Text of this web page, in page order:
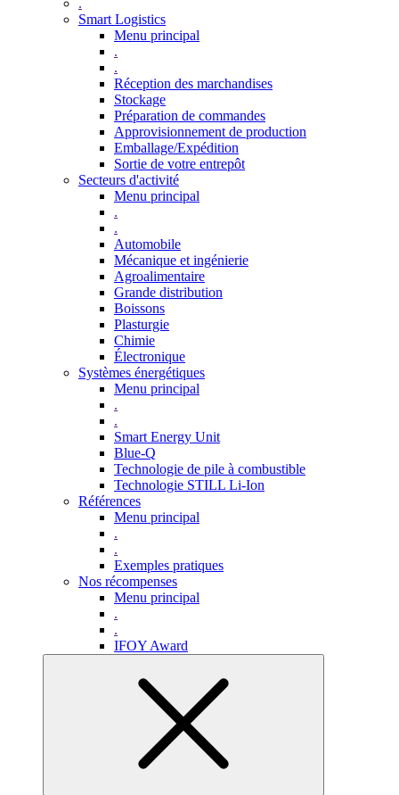
.
Smart Logistics
Menu principal
.
.
Réception des marchandises
Stockage
Préparation de commandes
Approvisionnement de production
Emballage/Expédition
Sortie de votre entrepôt
Secteurs d'activité
Menu principal
.
.
Automobile
Mécanique et ingénierie
Agroalimentaire
Grande distribution
Boissons
Plasturgie
Chimie
Électronique
Systèmes énergétiques
Menu principal
.
.
Smart Energy Unit
Blue-Q
Technologie de pile à combustible
Technologie STILL Li-Ion
Références
Menu principal
.
.
Exemples pratiques
Nos récompenses
Menu principal
.
.
IFOY Award